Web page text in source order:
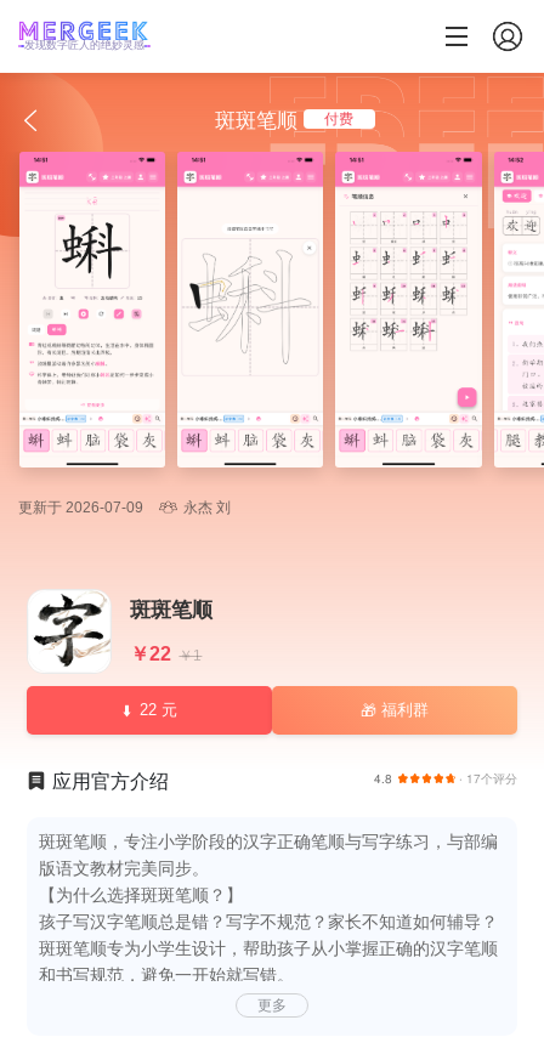
发现数字匠人的绝妙灵感
斑斑笔顺 付费
更新于 2026-07-09 永杰 刘
斑斑笔顺
￥22 ￥1
22 元 🎁 福利群
应用官方介绍 4.8 · 17个评分
斑斑笔顺，专注小学阶段的汉字正确笔顺与写字练习，与部编
版语文教材完美同步。
【为什么选择斑斑笔顺？】
孩子写汉字笔顺总是错？写字不规范？家长不知道如何辅导？
斑斑笔顺专为小学生设计，帮助孩子从小掌握正确的汉字笔顺
和书写规范，避免一开始就写错。
更多